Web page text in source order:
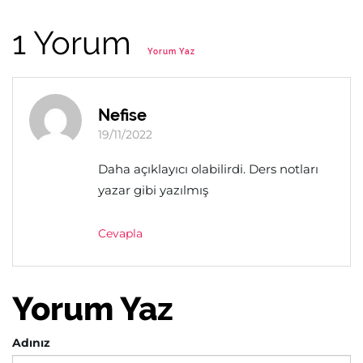
1 Yorum Yorum Yaz
Nefise
19/11/2022
Daha açıklayıcı olabilirdi. Ders notları
yazar gibi yazılmış
Cevapla
Yorum Yaz
Adınız